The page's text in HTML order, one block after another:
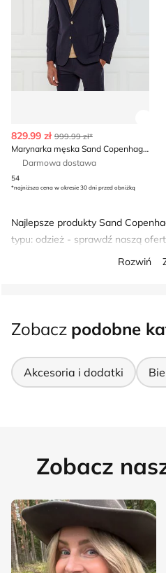
829.99 zł 999.99 zł*
Marynarka męska Sand Copenhagen
Darmowa dostawa
54
*najniższa cena w okresie 30 dni przed obniżką
Najlepsze produkty Sand
typu: odzież - sprawdź naszą
Rozwiń
Zobacz podobne
Akcesoria i dodatki
Zobacz